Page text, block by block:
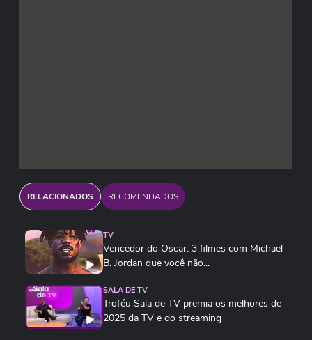
RELACIONADOS RECOMENDADOS
TV
Vencedor do Oscar: 3 filmes com Michael
B. Jordan que você não...
SALA DE TV
Troféu Sala de TV premia os melhores de
2025 da TV e do streaming